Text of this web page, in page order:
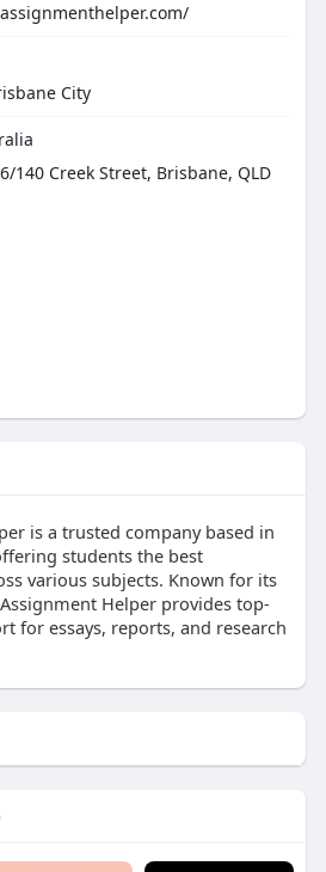
City
140 Creek Street, Brisbane, QLD
is a trusted company based in
students the best
various subjects. Known for its
Helper provides top-
for essays, reports, and research